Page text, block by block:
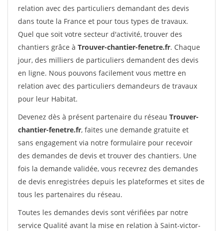
relation avec des particuliers demandant des devis
dans toute la France et pour tous types de travaux.
Quel que soit votre secteur d'activité, trouver des
chantiers grâce à Trouver-chantier-fenetre.fr. Chaque
jour, des milliers de particuliers demandent des devis
en ligne. Nous pouvons facilement vous mettre en
relation avec des particuliers demandeurs de travaux
pour leur Habitat.
Devenez dès à présent partenaire du réseau Trouver-
chantier-fenetre.fr, faites une demande gratuite et
sans engagement via notre formulaire pour recevoir
des demandes de devis et trouver des chantiers. Une
fois la demande validée, vous recevrez des demandes
de devis enregistrées depuis les plateformes et sites de
tous les partenaires du réseau.
Toutes les demandes devis sont vérifiées par notre
service Qualité avant la mise en relation à Saint-victor-